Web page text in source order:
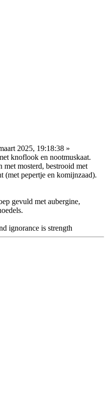
2025, 19:18:38 »
knoflook en nootmuskaat.
met mosterd, bestrooid met
(met pepertje en komijnzaad).
gevuld met aubergine,
ignorance is strength